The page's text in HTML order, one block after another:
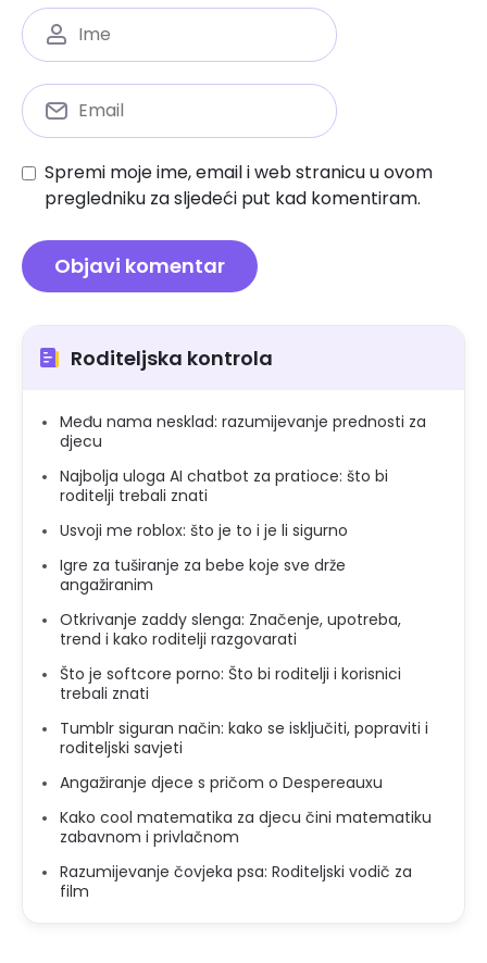
Spremi moje ime, email i web stranicu u ovom
pregledniku za sljedeći put kad komentiram.
Roditeljska kontrola
Među nama nesklad: razumijevanje prednosti za
djecu
Najbolja uloga AI chatbot za pratioce: što bi
roditelji trebali znati
Usvoji me roblox: što je to i je li sigurno
Igre za tuširanje za bebe koje sve drže
angažiranim
Otkrivanje zaddy slenga: Značenje, upotreba,
trend i kako roditelji razgovarati
Što je softcore porno: Što bi roditelji i korisnici
trebali znati
Tumblr siguran način: kako se isključiti, popraviti i
roditeljski savjeti
Angažiranje djece s pričom o Despereauxu
Kako cool matematika za djecu čini matematiku
zabavnom i privlačnom
Razumijevanje čovjeka psa: Roditeljski vodič za
film